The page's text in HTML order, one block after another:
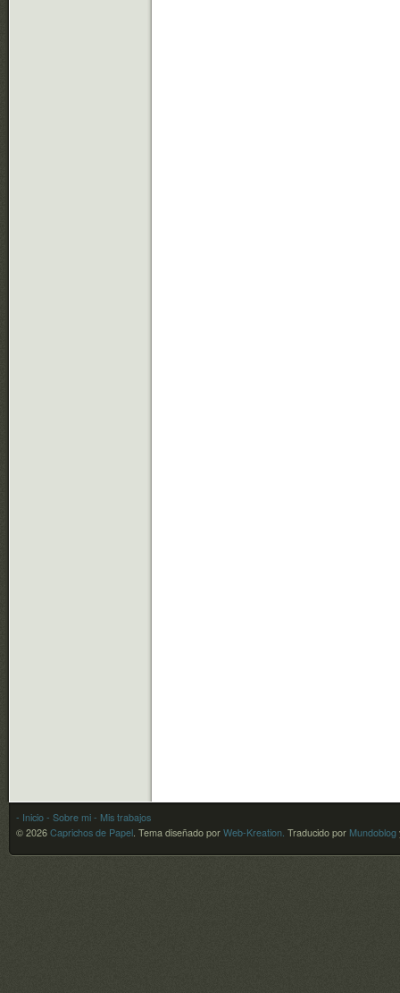
- Inicio - Sobre mi - Mis trabajos
© 2026 Caprichos de Papel. Tema diseñado por Web-Kreation. Traducido por Mundoblog